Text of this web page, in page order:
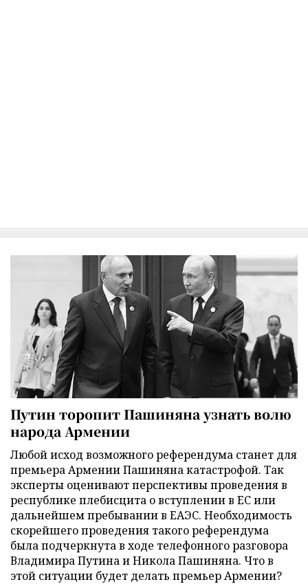
Путин торопит Пашиняна узнать волю
народа Армении
Любой исход возможного референдума станет для
премьера Армении Пашиняна катастрофой. Так
эксперты оценивают перспективы проведения в
республике плебисцита о вступлении в ЕС или
дальнейшем пребывании в ЕАЭС. Необходимость
скорейшего проведения такого референдума
была подчеркнута в ходе телефонного разговора
Владимира Путина и Никола Пашиняна. Что в
этой ситуации будет делать премьер Армении?